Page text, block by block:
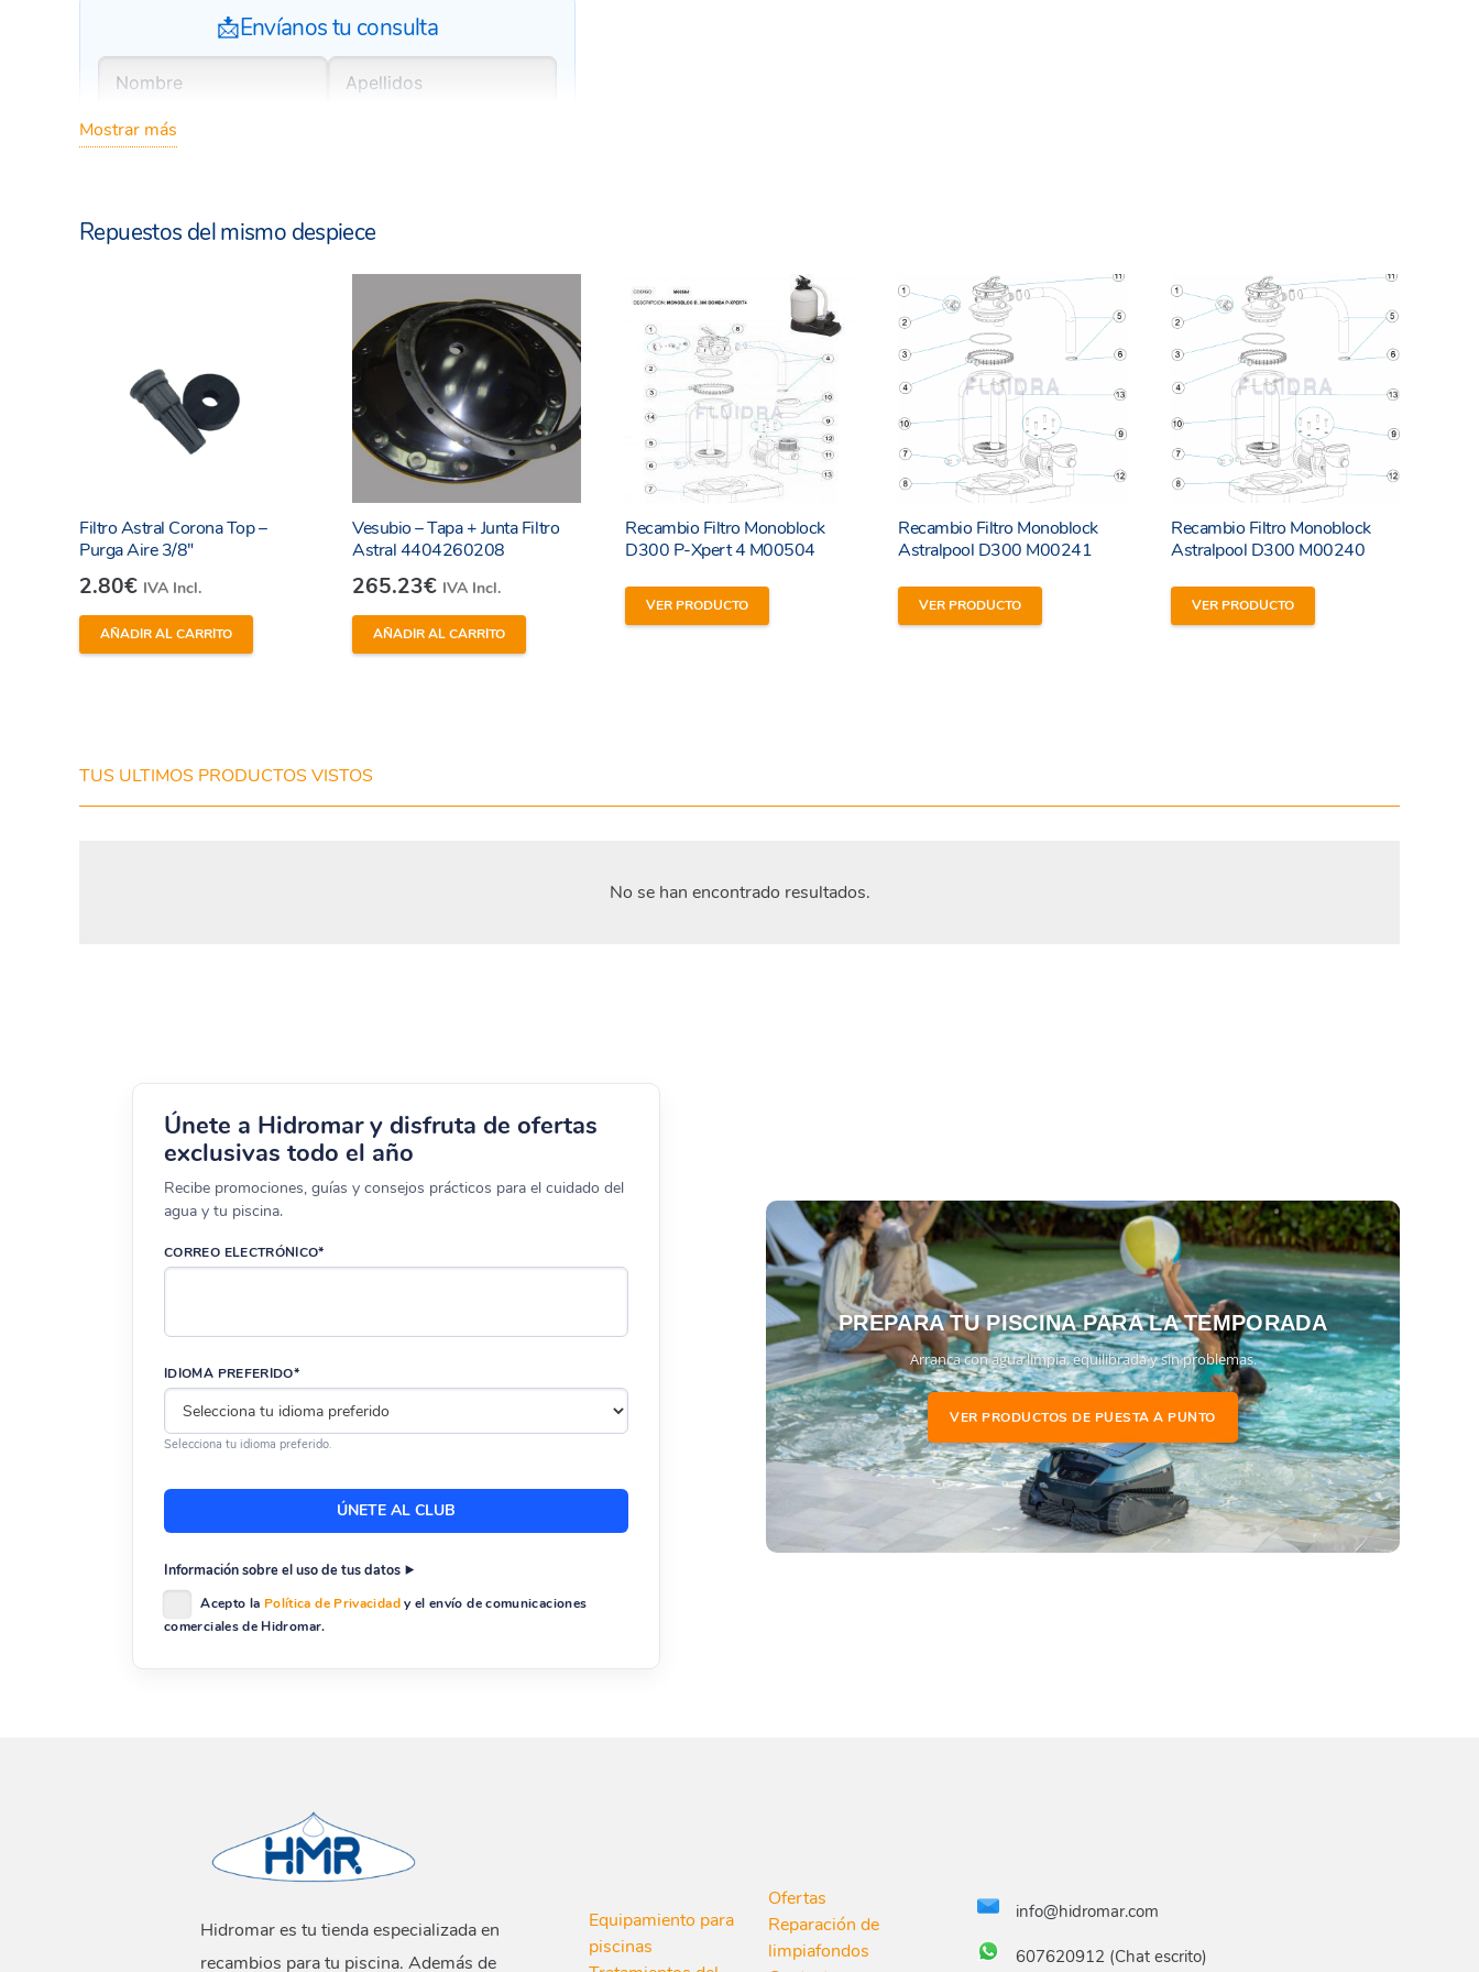
📩Envíanos tu consulta
He leído y estoy de acuerdo con lostérminos y
Mostrar más
Repuestos del mismo despiece
Filtro Astral Corona Top –
Purga Aire 3/8″
2.80€ IVA Incl.
AÑADIR AL CARRITO
Vesubio – Tapa + Junta Filtro
Astral 4404260208
265.23€ IVA Incl.
AÑADIR AL CARRITO
Recambio Filtro Monoblock
D300 P-Xpert 4 M00504
VER PRODUCTO
Recambio Filtro Monoblock
Astralpool D300 M00241
VER PRODUCTO
Recambio Filtro Monoblock
Astralpool D300 M00240
VER PRODUCTO
TUS ULTIMOS PRODUCTOS VISTOS
No se han encontrado resultados.
Únete a Hidromar y disfruta de ofertas
exclusivas todo el año
Recibe promociones, guías y consejos prácticos para el cuidado del
agua y tu piscina.
CORREO ELECTRÓNICO*
IDIOMA PREFERIDO*
Selecciona tu idioma preferido.
Información sobre el uso de tus datos
Acepto la Política de Privacidady el envío de comunicaciones
comerciales de Hidromar.
PREPARA TU PISCINA PARA LA TEMPORADA
Arranca con agua limpia, equilibrada y sin problemas.
VER PRODUCTOS DE PUESTA A PUNTO
Hidromar es tu tienda especializada en
recambios para tu piscina. Además de
Equipamiento para
piscinas
Ofertas
Reparación de
limpiafondos
info@hidromar.com
607620912 (Chat escrito)